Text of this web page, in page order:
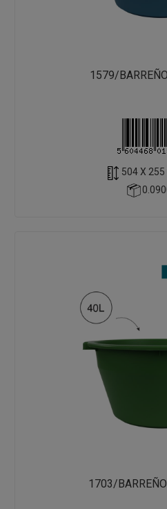
1579/
504 X 255
1703/